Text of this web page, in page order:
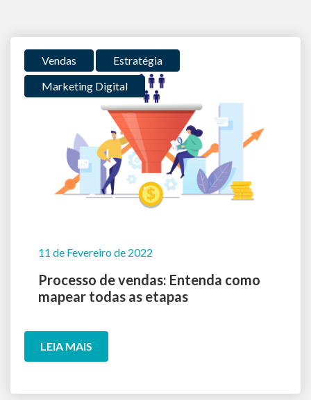
Vendas
Estratégia
Marketing Digital
11 de Fevereiro de 2022
Processo de vendas: Entenda como
mapear todas as etapas
LEIA MAIS